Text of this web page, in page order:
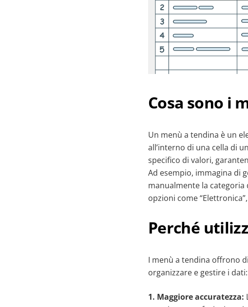
Cosa sono i
Un menù a tendina è un
all’interno di una cella di
specifico di valori,
Ad esempio, immagina di
manualmente la
opzioni come
Perché
I menù a tendina offrono
organizzare e gestire i dati:
1. Maggiore accuratezza: